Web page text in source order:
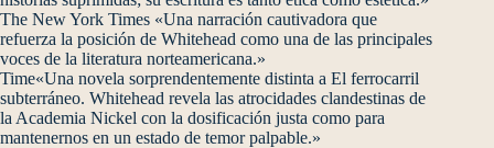
The New York Times «Una narración cautivadora que
refuerza la posición de Whitehead como una de las principales
voces de la literatura norteamericana.»
Time«Una novela sorprendentemente distinta a El ferrocarril
subterráneo. Whitehead revela las atrocidades clandestinas de
la Academia Nickel con la dosificación justa como para
mantenernos en un estado de temor palpable.»